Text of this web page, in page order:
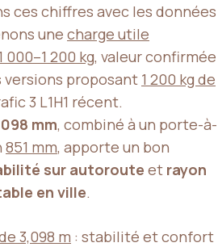
ces chiffres avec les données
une charge utile
200 kg, valeur confirmée
proposant 1 200 kg de
3 L1H1 récent.
mm, combiné à un porte-à-
851 mm, apporte un bon
sur autoroute et rayon
en ville.
3,098 m : stabilité et confort